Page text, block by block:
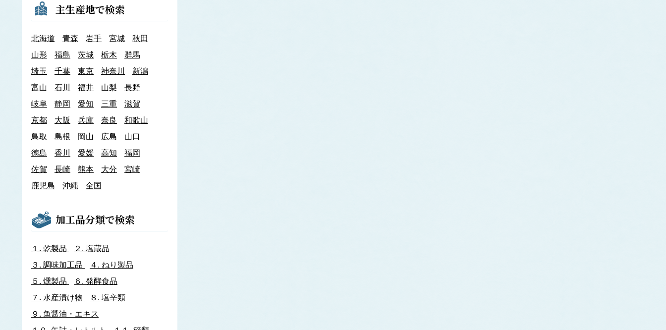
あみ類
アキアミ
アユ
アラメ
エゾアワビ
クロアワビ
マダカアワビ
メガイアワビ
イ
イカナゴ
いか類
アオリイカ
アメリカオオアカイカ
アルゼンチンイレックス
アルゼンチンマツイカ
スルメイカ
ニュージーランドスルメイカ
ヤリイカ
イサザ
イトヨリダイ
いわし類
ウルメイワシ
主生産地で検索
北海道 青森 岩手 宮城
秋田
山形
福島 茨城 栃木
群馬
埼玉
千葉 東京 神奈川
新潟
富山
石川 福井 山梨
長野
岐阜
静岡 愛知 三重
滋賀
京都
大阪 兵庫 奈良
和歌山
鳥取
島根 岡山 広島
山口
徳島
香川 愛媛 高知
福岡
佐賀
長崎 熊本 大分
宮崎
鹿児島
沖縄 全国
加工品分類で検索
１. 乾製品 ２. 塩蔵品
３. 調味加工品 ４. ねり製品
５. 燻製品 ６. 発酵食品
７. 水産漬け物 ８. 塩辛類
９. 魚醤油・エキス